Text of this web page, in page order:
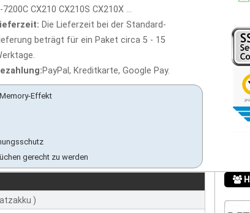
7200C CX210 CX210S CX210X ...
Die Lieferzeit bei der Standard-
beträgt für ein Paket circa 5 - 15
PayPal, Kreditkarte, Google Pay.
Effekt
gerecht zu werden
)